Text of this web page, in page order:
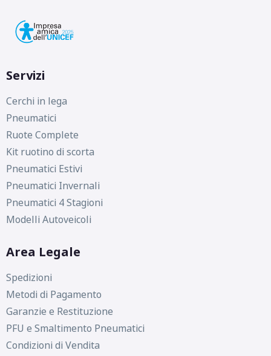
Servizi
Cerchi in lega
Pneumatici
Ruote Complete
Kit ruotino di scorta
Pneumatici Estivi
Pneumatici Invernali
Pneumatici 4 Stagioni
Modelli Autoveicoli
Area Legale
Spedizioni
Metodi di Pagamento
Garanzie e Restituzione
PFU e Smaltimento Pneumatici
Condizioni di Vendita